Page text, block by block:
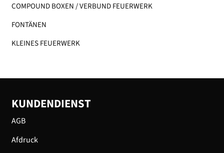
COMPOUND BOXEN / VERBUND FEUERWERK
FONTÄNEN
KLEINES FEUERWERK​
KUNDENDIENST
AGB
Afdruck